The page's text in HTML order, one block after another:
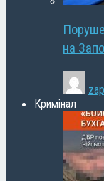
на
Кримінал